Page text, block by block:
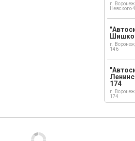
г.
Невского
г.
146
174
г.
174